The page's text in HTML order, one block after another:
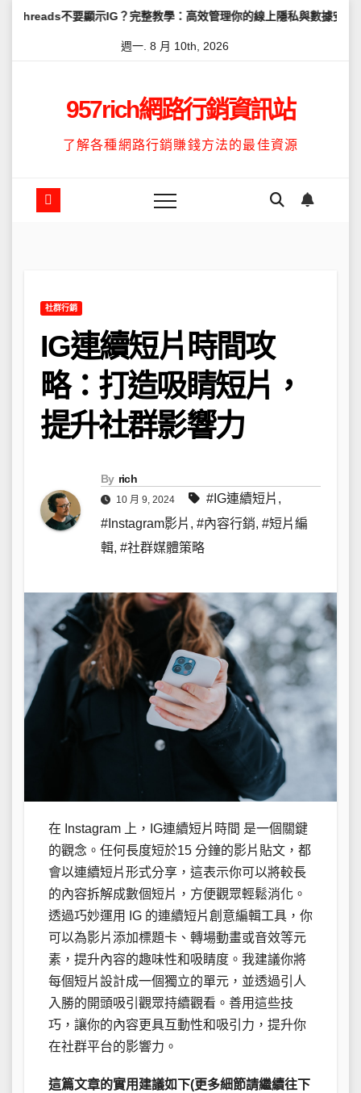
Skip
示IG？完整教學：高效管理你的線上隱私與數據安全 怎麼讓
週一. 8 月 10th, 2026
957rich網路行銷資訊站
了解各種網路行銷賺錢方法的最佳資源
社群行銷
IG連續短片時間攻
略：打造吸睛短片，
提升社群影響力
By rich
10 月 9, 2024 #IG連續短片 ,
#Instagram影片 , #內容行銷, #短片編
輯, #社群媒體策略
在 Instagram 上，IG連續短片時間 是一個關鍵
的觀念。任何長度短於15 分鐘的影片貼文，都
會以連續短片形式分享，這表示你可以將較長
的內容拆解成數個短片，方便觀眾輕鬆消化。
透過巧妙運用 IG 的連續短片創意編輯工具，你
可以為影片添加標題卡、轉場動畫或音效等元
素，提升內容的趣味性和吸睛度。我建議你將
每個短片設計成一個獨立的單元，並透過引人
入勝的開頭吸引觀眾持續觀看。善用這些技
巧，讓你的內容更具互動性和吸引力，提升你
在社群平台的影響力。
這篇文章的實用建議如下(更多細節請繼續往下